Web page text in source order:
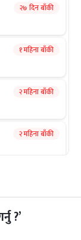
२७ दिन बाँकी
१ महिना बाँकी
२ महिना बाँकी
२ महिना बाँकी
२ महिना बाँकी
?’